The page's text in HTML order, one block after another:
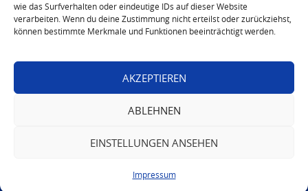
wie das Surfverhalten oder eindeutige IDs auf dieser Website
verarbeiten. Wenn du deine Zustimmung nicht erteilst oder zurückziehst,
können bestimmte Merkmale und Funktionen beeinträchtigt werden.
AKZEPTIEREN
ABLEHNEN
EINSTELLUNGEN ANSEHEN
Impressum
06172 - 66 28 00
Telefax: 06172 - 66 28 01
0171 - 691 67 67